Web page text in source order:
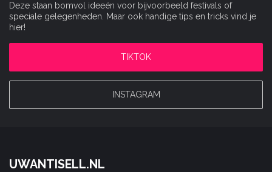
Deze staan bomvol ideeën voor bijvoorbeeld festivals of
speciale gelegenheden. Maar ook handige tips en tricks vind je
hier!
TIKTOK
INSTAGRAM
UWANTISELL.NL